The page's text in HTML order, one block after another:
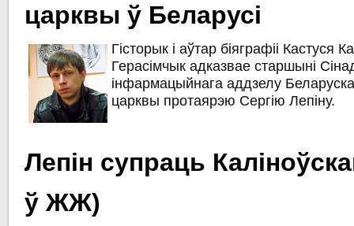
царквы ў Беларусі
Гісторык і аўтар біяграфіі Кастуся
Герасімчык адказвае старшыні
інфармацыйнага аддзелу
царквы протаярэю Сергію Лепіну.
Лепін супраць
ў ЖЖ)